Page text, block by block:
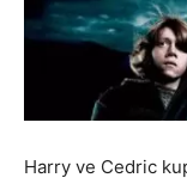
Harry ve Cedric